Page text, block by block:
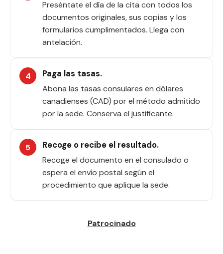
Preséntate el día de la cita con todos los
documentos originales, sus copias y los
formularios cumplimentados. Llega con
antelación.
Paga las tasas.
Abona las tasas consulares en dólares
canadienses (CAD) por el método admitido
por la sede. Conserva el justificante.
Recoge o recibe el resultado.
Recoge el documento en el consulado o
espera el envío postal según el
procedimiento que aplique la sede.